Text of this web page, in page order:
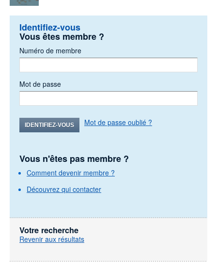
Identifiez-vous
Vous êtes membre ?
Numéro de membre
Mot de passe
IDENTIFIEZ-VOUS Mot de passe oublié ?
Vous n'êtes pas membre ?
Comment devenir membre ?
Découvrez qui contacter
Votre recherche
Revenir aux résultats